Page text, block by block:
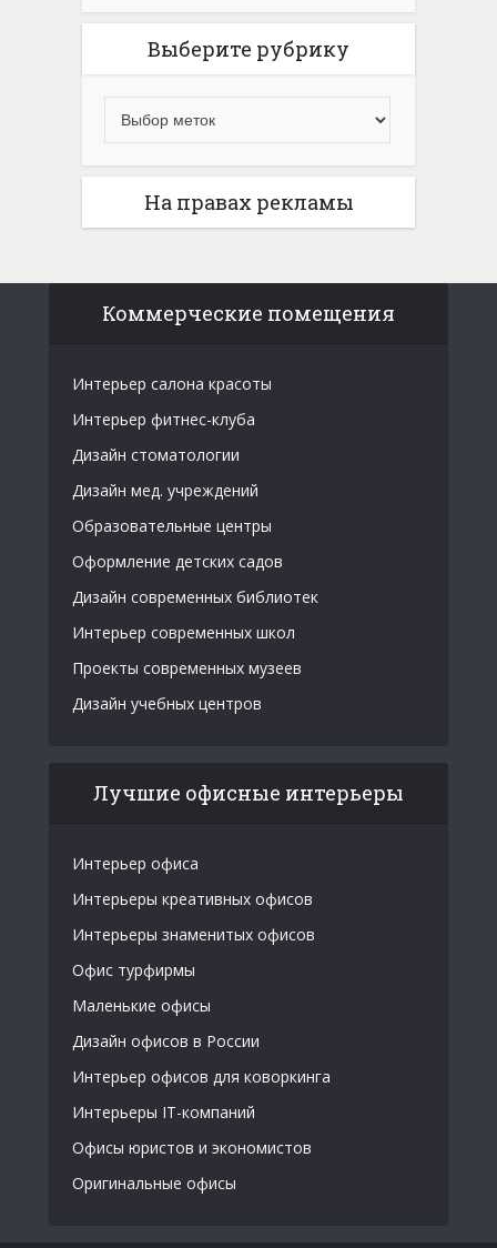
Выберите рубрику
На правах рекламы
Коммерческие помещения
Интерьер салона красоты
Интерьер фитнес-клуба
Дизайн стоматологии
Дизайн мед. учреждений
Образовательные центры
Оформление детских садов
Дизайн современных библиотек
Интерьер современных школ
Проекты современных музеев
Дизайн учебных центров
Лучшие офисные интерьеры
Интерьер офиса
Интерьеры креативных офисов
Интерьеры знаменитых офисов
Офис турфирмы
Маленькие офисы
Дизайн офисов в России
Интерьер офисов для коворкинга
Интерьеры IT-компаний
Офисы юристов и экономистов
Оригинальные офисы